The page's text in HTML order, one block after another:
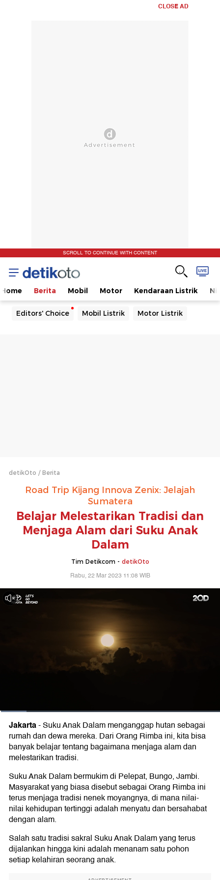
CLOSE AD
SCROLL TO CONTINUE WITH CONTENT
Home Berita Mobil Motor Kendaraan Listrik
Editors' Choice Mobil Listrik Motor Listrik
detikOto Berita
Road Trip Kijang Innova Zenix: Jelajah
Sumatera
Belajar Melestarikan Tradisi dan
Menjaga Alam dari Suku Anak
Dalam
Tim Detikcom - detikOto
Rabu, 22 Mar 2023 11:08 WIB
Jakarta-Suku Anak Dalam menganggap hutan sebagai
rumah dan dewa mereka. Dari Orang Rimba ini, kita bisa
banyak belajar tentang bagaimana menjaga alam dan
melestarikan tradisi.
Suku Anak Dalam bermukim di Pelepat, Bungo, Jambi.
Masyarakat yang biasa disebut sebagai Orang Rimba ini
terus menjaga tradisi nenek moyangnya, di mana nilai-
nilai kehidupan tertinggi adalah menyatu dan bersahabat
dengan alam.
Salah satu tradisi sakral Suku Anak Dalam yang terus
dijalankan hingga kini adalah menanam satu pohon
setiap kelahiran seorang anak.